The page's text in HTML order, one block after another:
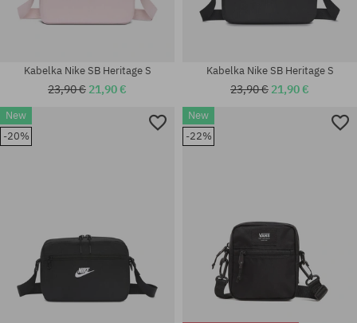
univerzálna veľkosť univerzálna veľkosť
Kabelka Nike SB Heritage S
23,90 € 21,90 €
Kabelka Nike SB Heritage S
23,90 € 21,90 €
New
-20%
New
-22%